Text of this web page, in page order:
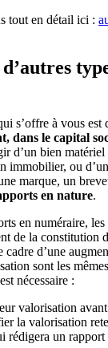
tout en détail ici :
s’offre à vous est
dans le capital
d’un bien
immobilier, ou
marque, un
en nature.
en numéraire,
de la constitution
cadre d’une
sont les
nécessaire :
valorisation
la valorisation
rédigera un rapport